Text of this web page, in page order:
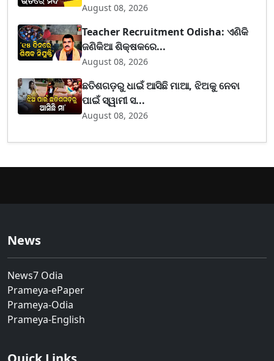
August 08, 2026
Teacher Recruitment Odisha: ଏଣିକି
ଜଣିକିଆ ଶିକ୍ଷକରେ...
August 08, 2026
ଛତିଶଗଡ଼ରୁ ଧାଇଁ ଆସିଛି ମାଆ, ଝିଅକୁ ନେବା
ପାଇଁ ସ୍ୱାମୀ ସ...
August 08, 2026
News
News7 Odia
Prameya-ePaper
Prameya-Odia
Prameya-English